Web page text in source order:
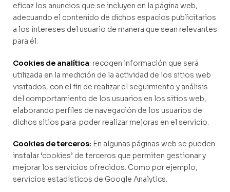
eficaz los anuncios que se incluyen en la página web,
adecuando el contenido de dichos espacios publicitarios
a los intereses del usuario de manera que sean relevantes
para él.
Cookies de analítica: recogen información que será
utilizada en la medición de la actividad de los sitios web
visitados, con el fin de realizar el seguimiento y análisis
del comportamiento de los usuarios en los sitios web,
elaborando perfiles de navegación de los usuarios de
dichos sitios para poder realizar mejoras en el servicio.
Cookies de terceros: En algunas páginas web se pueden
instalar ‘cookies’ de terceros que permiten gestionar y
mejorar los servicios ofrecidos. Como por ejemplo,
servicios estadísticos de Google Analytics.